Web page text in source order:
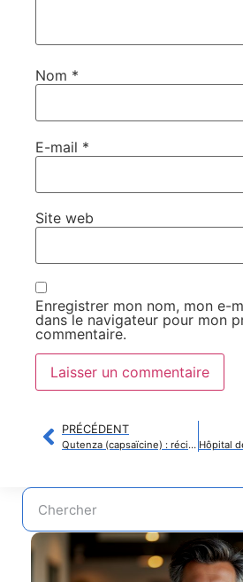
Nom *
E-mail *
Site web
Enregistrer mon nom, mon e-
dans le navigateur pour mon
commentaire.
PRÉCÉDENT
Qutenza (capsaïcine) : récits et retours d’expérience de patients